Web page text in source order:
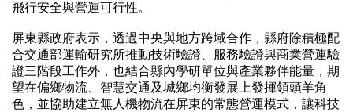
飛行安全與營運可行性。
屏東縣政府表示，透過中央與地方跨域合作，縣府除積極配
合交通部運輸研究所推動技術驗證、服務驗證與商業營運驗
證三階段工作外，也結合縣內學研單位與產業夥伴能量，期
望在偏鄉物流、智慧交通及城鄉均衡發展上發揮領頭羊角
色，並協助建立無人機物流在屏東的常態營運模式，讓科技